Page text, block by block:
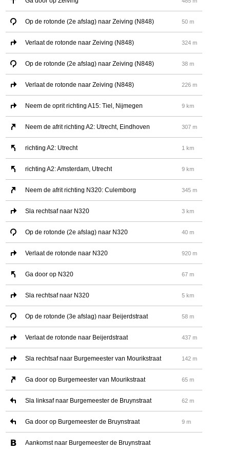
Op de rotonde (2e afslag) naar Zeiving (N848) 50 m
Verlaat de rotonde naar Zeiving (N848) 324 m
Op de rotonde (2e afslag) naar Zeiving (N848) 38 m
Verlaat de rotonde naar Zeiving (N848) 226 m
Neem de oprit richting A15: Tiel, Nijmegen 9 km
Neem de afrit richting A2: Utrecht, Eindhoven 307 m
richting A2: Utrecht 1 km
richting A2: Amsterdam, Utrecht 9 km
Neem de afrit richting N320: Culemborg 345 m
Sla rechtsaf naar N320 3 km
Op de rotonde (2e afslag) naar N320 40 m
Verlaat de rotonde naar N320 920 m
Ga door op N320 67 m
Sla rechtsaf naar N320 5 km
Op de rotonde (3e afslag) naar Beijerdstraat 58 m
Verlaat de rotonde naar Beijerdstraat 437 m
Sla rechtsaf naar Burgemeester van Mourikstraat 142 m
Ga door op Burgemeester van Mourikstraat 65 m
Sla linksaf naar Burgemeester de Bruynstraat 62 m
Ga door op Burgemeester de Bruynstraat 9 m
Aankomst naar Burgemeester de Bruynstraat